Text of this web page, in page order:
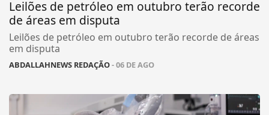
Leilões de petróleo em outubro terão recorde
de áreas em disputa
Leilões de petróleo em outubro terão recorde de áreas
em disputa
ABDALLAHNEWS REDAÇÃO- 06 DE AGO